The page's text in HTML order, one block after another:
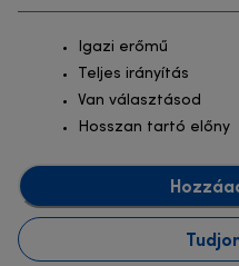
Igazi erőmű
Teljes irányítás
Van választásod
Hosszan tartó előny